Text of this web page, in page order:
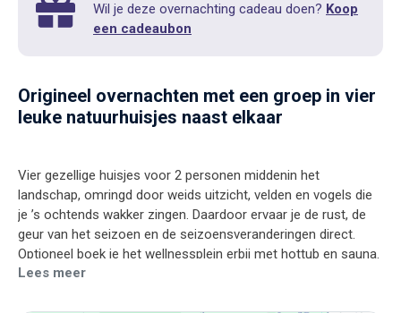
Wil je deze overnachting cadeau doen? Koop
een cadeaubon
Origineel overnachten met een groep in vier
leuke natuurhuisjes naast elkaar
Vier gezellige huisjes voor 2 personen middenin het
landschap, omringd door weids uitzicht, velden en vogels die
je ’s ochtends wakker zingen. Daardoor ervaar je de rust, de
geur van het seizoen en de seizoensveranderingen direct.
Lees meer